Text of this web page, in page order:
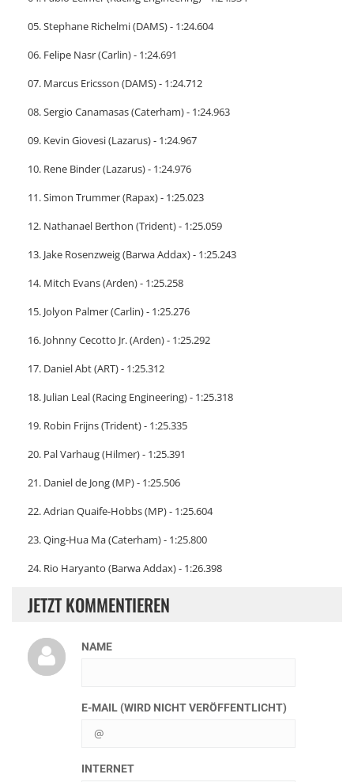
05. Stephane Richelmi (DAMS) - 1:24.604
06. Felipe Nasr (Carlin) - 1:24.691
07. Marcus Ericsson (DAMS) - 1:24.712
08. Sergio Canamasas (Caterham) - 1:24.963
09. Kevin Giovesi (Lazarus) - 1:24.967
10. Rene Binder (Lazarus) - 1:24.976
11. Simon Trummer (Rapax) - 1:25.023
12. Nathanael Berthon (Trident) - 1:25.059
13. Jake Rosenzweig (Barwa Addax) - 1:25.243
14. Mitch Evans (Arden) - 1:25.258
15. Jolyon Palmer (Carlin) - 1:25.276
16. Johnny Cecotto Jr. (Arden) - 1:25.292
17. Daniel Abt (ART) - 1:25.312
18. Julian Leal (Racing Engineering) - 1:25.318
19. Robin Frijns (Trident) - 1:25.335
20. Pal Varhaug (Hilmer) - 1:25.391
21. Daniel de Jong (MP) - 1:25.506
22. Adrian Quaife-Hobbs (MP) - 1:25.604
23. Qing-Hua Ma (Caterham) - 1:25.800
24. Rio Haryanto (Barwa Addax) - 1:26.398
JETZT KOMMENTIEREN
NAME
E-MAIL (WIRD NICHT VERÖFFENTLICHT)
INTERNET